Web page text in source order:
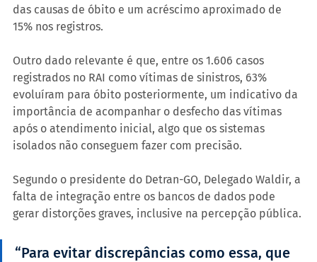
das causas de óbito e um acréscimo aproximado de
15% nos registros.
Outro dado relevante é que, entre os 1.606 casos
registrados no RAI como vítimas de sinistros, 63%
evoluíram para óbito posteriormente, um indicativo da
importância de acompanhar o desfecho das vítimas
após o atendimento inicial, algo que os sistemas
isolados não conseguem fazer com precisão.
Segundo o presidente do Detran-GO, Delegado Waldir, a
falta de integração entre os bancos de dados pode
gerar distorções graves, inclusive na percepção pública.
“Para evitar discrepâncias como essa, que